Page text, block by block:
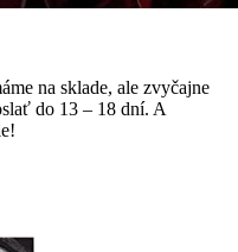
na sklade, ale zvyčajne
do 13 – 18 dní. A